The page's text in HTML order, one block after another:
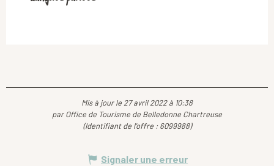
Mis à jour le 27 avril 2022 à 10:38
par Office de Tourisme de Belledonne Chartreuse
(Identifiant de l'offre : 6099988)
Signaler une erreur